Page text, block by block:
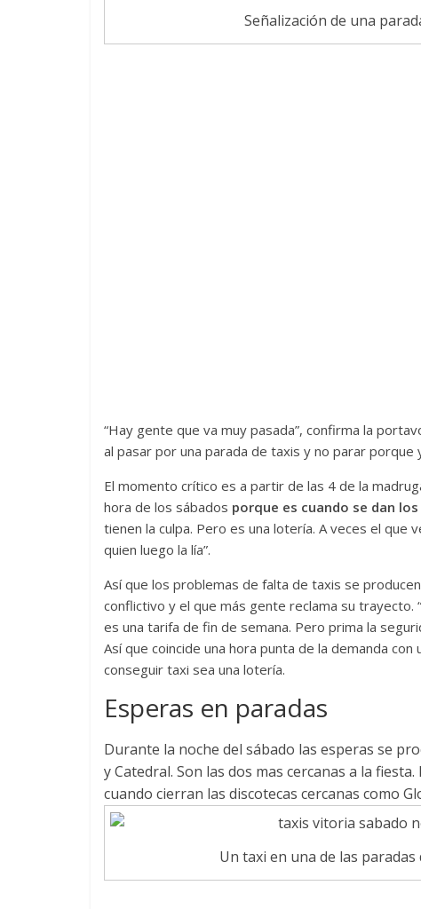
Señalización de una
“Hay gente que va muy pasada”, confirma la
al pasar por una parada de taxis y no parar porque
El momento crítico es a partir de las 4 de la
hora de los sábados porque es cuando se dan
tienen la culpa. Pero es una lotería. A veces el que
quien luego la lía”.
Así que los problemas de falta de taxis se
conflictivo y el que más gente reclama su trayecto. “
es una tarifa de fin de semana. Pero prima la
Así que coincide una hora punta de la demanda
conseguir taxi sea una lotería.
Esperas en paradas
Durante la noche del sábado las esperas se
y Catedral. Son las dos mas cercanas a la
cuando cierran las discotecas cercanas como
Un taxi en una de las paradas